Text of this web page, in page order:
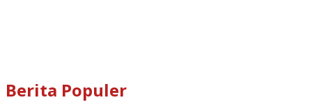
Berita Populer